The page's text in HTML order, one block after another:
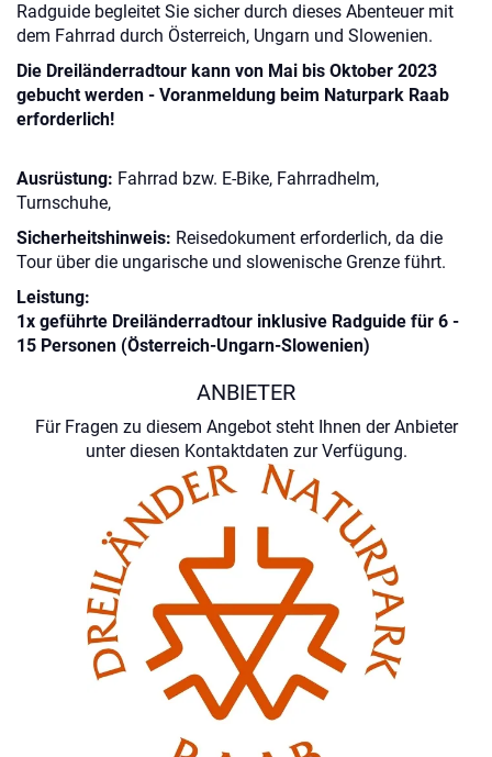
Radguide begleitet Sie sicher durch dieses Abenteuer mit
dem Fahrrad durch Österreich, Ungarn und Slowenien.
Die Dreiländerradtour kann von Mai bis Oktober 2023
gebucht werden - Voranmeldung beim Naturpark Raab
erforderlich!
Ausrüstung: Fahrrad bzw. E-Bike, Fahrradhelm,
Turnschuhe,
Sicherheitshinweis: Reisedokument erforderlich, da die
Tour über die ungarische und slowenische Grenze führt.
Leistung:
1x geführte Dreiländerradtour inklusive Radguide für 6 -
15 Personen (Österreich-Ungarn-Slowenien)
ANBIETER
Für Fragen zu diesem Angebot steht Ihnen der Anbieter
unter diesen Kontaktdaten zur Verfügung.